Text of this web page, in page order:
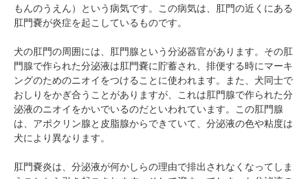
もんのうえん）という病気です。この病気は、肛門の近くにある
肛門嚢が炎症を起こしているものです。
犬の肛門の周囲には、肛門腺という分泌器官があります。その肛
門腺で作られた分泌液は肛門嚢に貯蓄され、排便する時にマーキ
ングのためのニオイをつけることに使われます。また、犬同士で
おしりをかぎ合うことがありますが、これは肛門腺で作られた分
泌液のニオイをかいでいるのだといわれています。この肛門腺
は、アポクリン腺と皮脂腺からできていて、分泌液の色や粘度は
犬により異なります。
肛門嚢炎は、分泌液が何かしらの理由で排出されなくなってしま